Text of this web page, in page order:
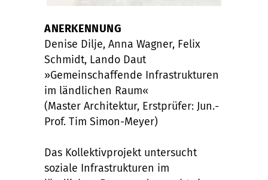
ANERKENNUNG
Denise Dilje, Anna Wagner, Felix
Schmidt, Lando Daut
»Gemeinschaffende Infrastrukturen
im ländlichen Raum«
(Master Architektur, Erstprüfer: Jun.-
Prof. Tim Simon-Meyer)
Das Kollektivprojekt untersucht
soziale Infrastrukturen im